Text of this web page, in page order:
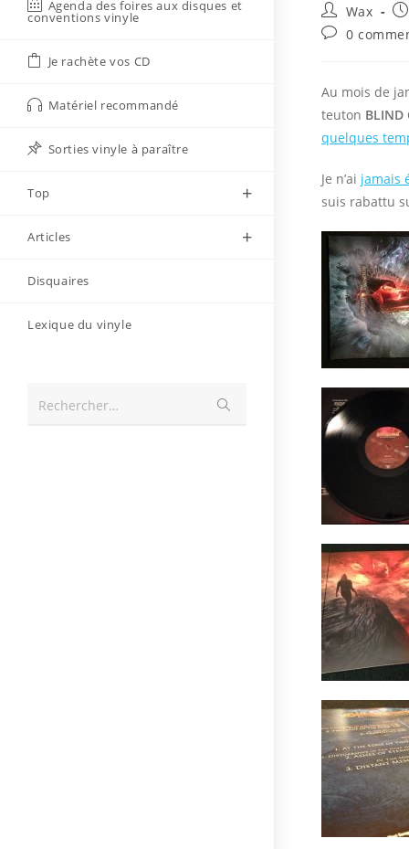
Agenda des foires aux disques et
conventions vinyle
Je rachète vos CD
Matériel recommandé
Sorties vinyle à paraître
Top
Articles
Disquaires
Lexique du vinyle
Rechercher…
la
Auteur/autrice
de
la
Wax
publication :
0
Au mois de
teuton BLIND
quelques
Je n’ai jamais
suis rabattu